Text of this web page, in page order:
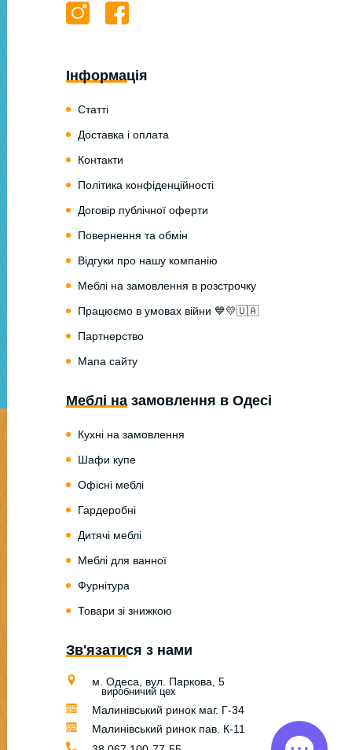
Інформація
Статті
Доставка і оплата
Контакти
Політика конфіденційності
Договір публічної оферти
Повернення та обмін
Відгуки про нашу компанію
Меблі на замовлення в розстрочку
Працюємо в умовах війни 💙💛🇺🇦
Партнерство
Мапа сайту
Меблі на замовлення в Одесі
Кухні на замовлення
Шафи купе
Офісні меблі
Гардеробні
Дитячі меблі
Меблі для ванної
Фурнітура
Товари зі знижкою
Зв'язатися з нами
м. Одеса, вул. Паркова, 5
виробничий цех
Малинівський ринок маг. Г-34
Малинівський ринок пав. К-11